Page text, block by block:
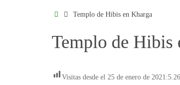
Templo de Hibis en Kharga
Templo de Hibis
Visitas desde el 25 de enero de 2021: